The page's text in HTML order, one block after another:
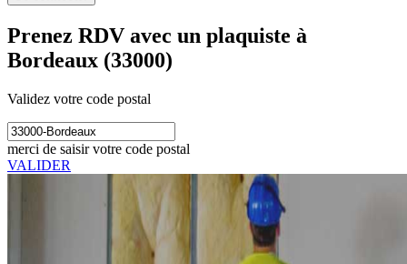
Prenez RDV avec un plaquiste à
Bordeaux (33000)
Validez votre code postal
merci de saisir votre code postal
VALIDER